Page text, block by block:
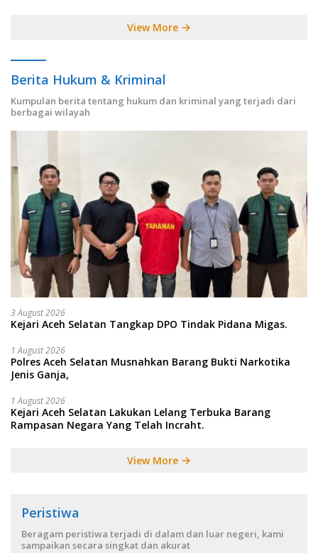
View More
Berita Hukum & Kriminal
Kumpulan berita tentang hukum dan kriminal yang terjadi dari
berbagai wilayah
3 August 2026
Kejari Aceh Selatan Tangkap DPO Tindak Pidana Migas.
1 August 2026
Polres Aceh Selatan Musnahkan Barang Bukti Narkotika
Jenis Ganja,
1 August 2026
Kejari Aceh Selatan Lakukan Lelang Terbuka Barang
Rampasan Negara Yang Telah Incraht.
View More
Peristiwa
Beragam peristiwa terjadi di dalam dan luar negeri, kami
sampaikan secara singkat dan akurat